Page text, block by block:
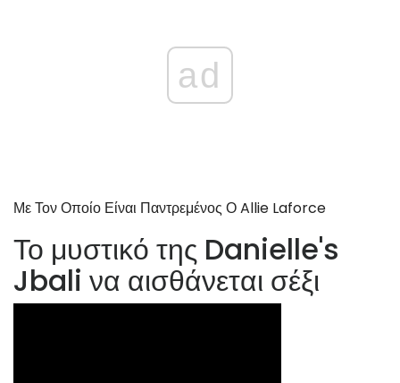
ad
Με Τον Οποίο Είναι Παντρεμένος Ο Allie Laforce
Το μυστικό της Danielle's
Jbali να αισθάνεται σέξι